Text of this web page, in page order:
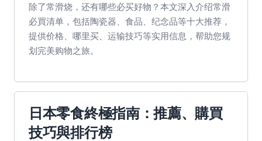
除了常滑烧，还有哪些必买好物？本文深入介绍常滑
必買清单，包括陶瓷器、食品、纪念品等十大推荐，
提供价格、哪里买、运输技巧等实用信息，帮助您规
划完美购物之旅。
日本零食終極指南：推薦、購買
技巧與排行榜